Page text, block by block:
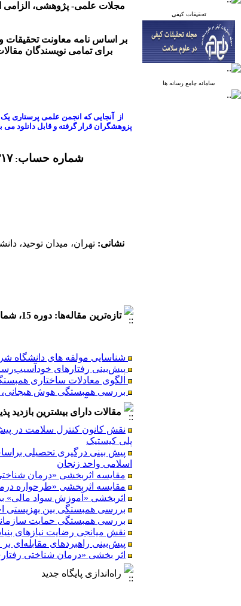
تحقیقات کیفی
سامانه جامع رسانه ها
مجلات علمی- پژوهشی، الزامی
بر اساس نامه معاونت تحقیقات و فناوری
برای تمامی نویسندگان
از آنجایی که انجمن علمی پرستاری
پزوهشگران قرار گرفته و قابل دانلود
شماره حساب:
نشانی:تهران، میدان توحید،
تازه‌ترین مقاله‌ها: دوره 15، شماره 3 - ( پاییز 1405 )
شناسایی مولفه های دانشگاه
پیش‌بینی رفتارهای
الگوی معادلات ساختاری
بررسی همبستگی هوش هیجانی،
نقش تاب آوری در پیش بینی
بررسی اثربخشی «آموزش
شناسایی مولفه های دانشگاه
پیش‌بینی رفتارهای
الگوی معادلات ساختاری
بررسی همبستگی هوش هیجانی،
نقش تاب آوری در پیش بینی
بررسی اثربخشی «آموزش
مقالات دارای بیشترین بازدید
نقش کانون کنترل سلامت در
پلی کیستیک
پیش بینی درگیری تحصیلی
اسلامی واحد زنجان
مقایسه اثربخشی «درمان
مقایسه اثربخشی «طرحواره
اثربخشی «آموزش سواد
بررسی همبستگی بین بهزیستی
بررسی همبستگی حمایت سازمانی و
نقش میانجی رضایت نیازهای
پیش‌بینی راهبردهای
اثر بخشی «درمان شناختی
راه‌اندازی پایگاه جدید